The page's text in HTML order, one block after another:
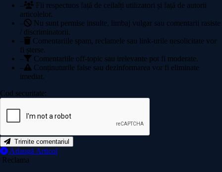
–
Fii respectuos față de ceilalți utilizatori și față de autorii
articolelor.
–
Nu sunt permise insulte, limbaj vulgar sau comentarii rasiste
/ discriminatorii.
–
Comentariile spam, reclamele sau link-urile nesolicitate vor
fi șterse.
–
Comentariile off-topic sau irelevante pot fi moderate.
–
Conținuturile false sau dezinformarea vor fi eliminate
imediat.
Cod securitate:
Trimite comentariul
Adaugă Articol
Reclama